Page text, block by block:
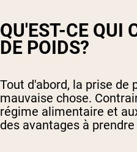
QU'EST-CE QUI
DE POIDS?
Tout d'abord, la prise de
mauvaise chose.
régime alimentaire et
des avantages à